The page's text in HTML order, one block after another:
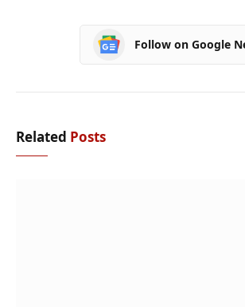
Follow on Google
Related Posts